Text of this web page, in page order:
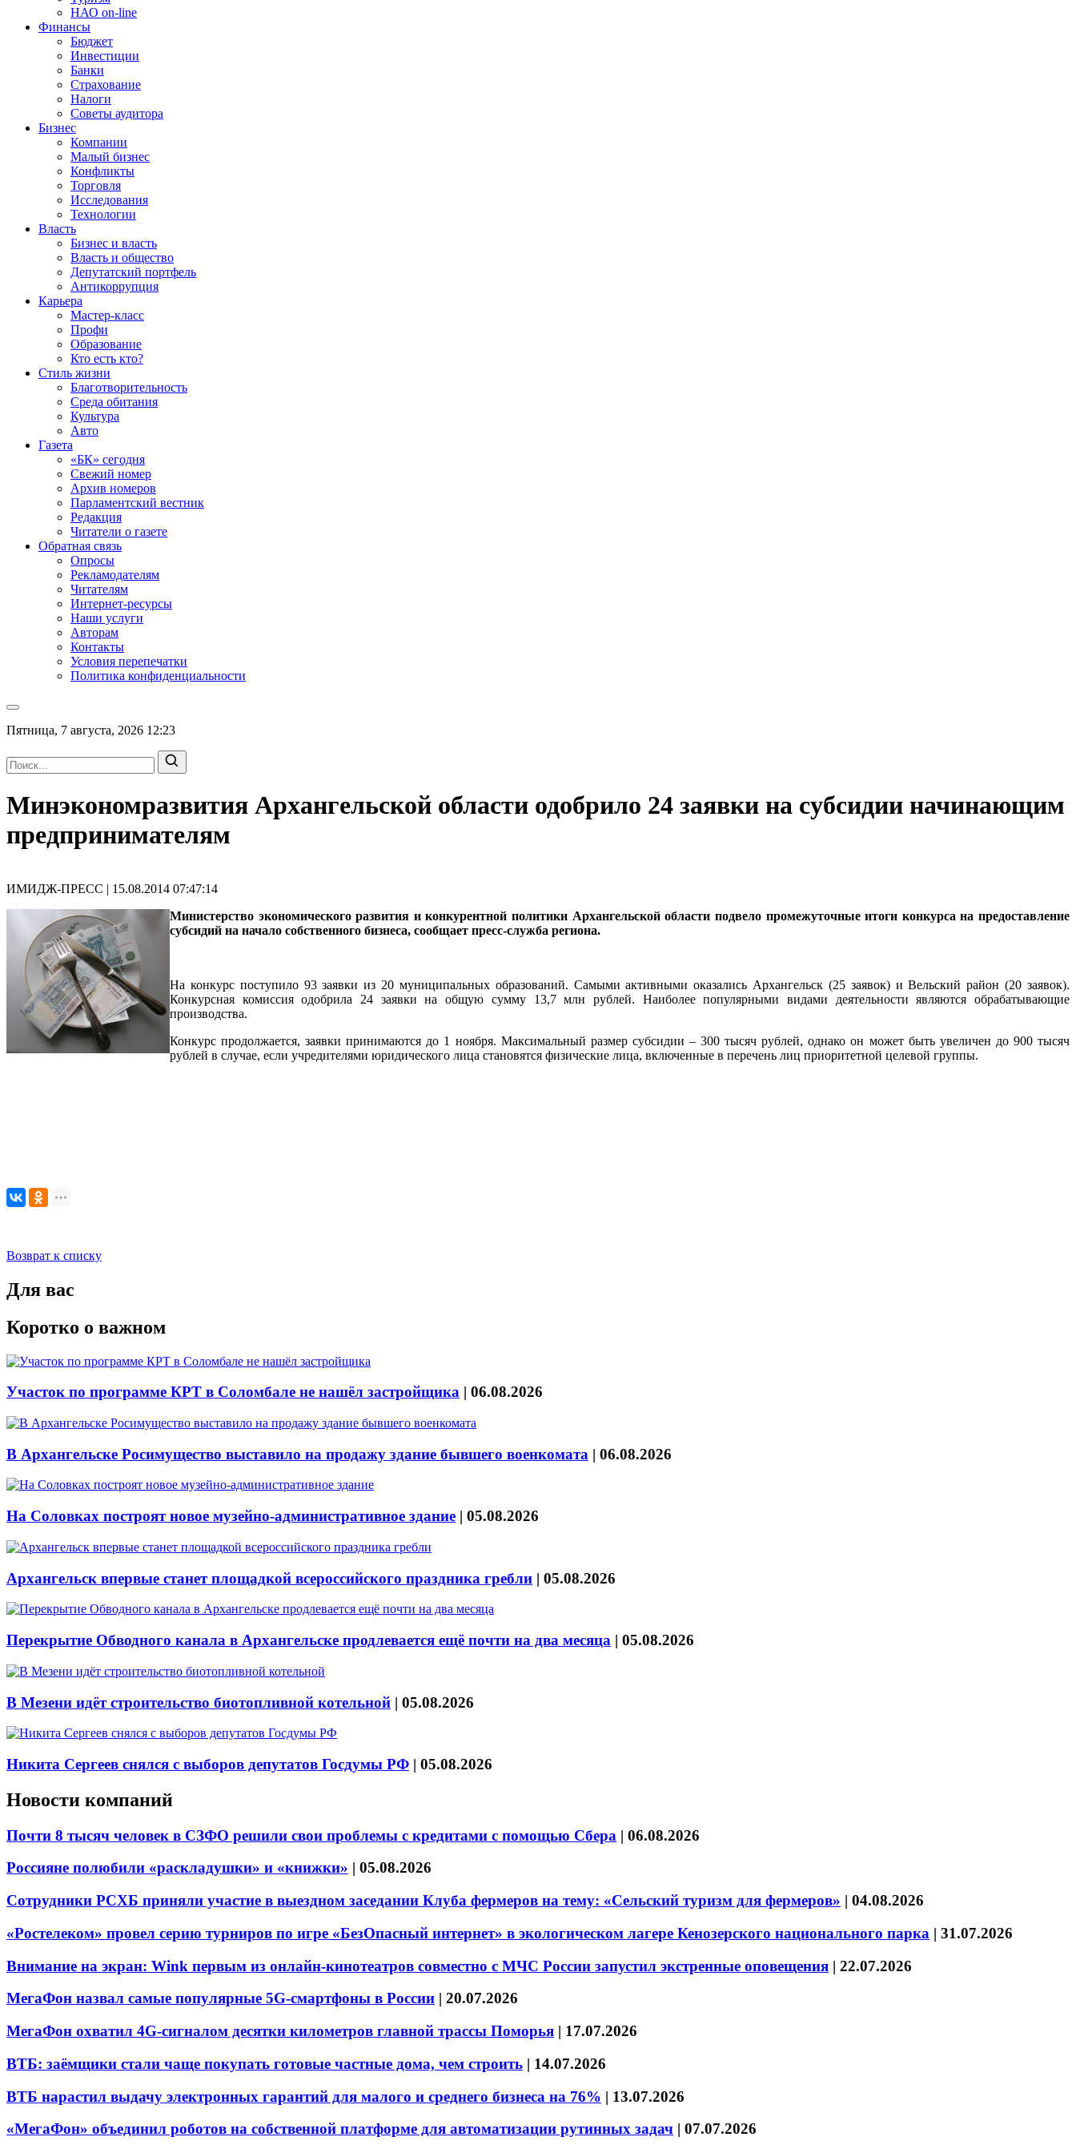
НАО on-line
Финансы
Бюджет
Инвестиции
Банки
Страхование
Налоги
Советы аудитора
Бизнес
Компании
Малый бизнес
Конфликты
Торговля
Исследования
Технологии
Власть
Бизнес и власть
Власть и общество
Депутатский портфель
Антикоррупция
Карьера
Мастер-класс
Профи
Образование
Кто есть кто?
Стиль жизни
Благотворительность
Среда обитания
Культура
Авто
Газета
«БК» сегодня
Свежий номер
Архив номеров
Парламентский вестник
Редакция
Читатели о газете
Обратная связь
Опросы
Рекламодателям
Читателям
Интернет-ресурсы
Наши услуги
Авторам
Контакты
Условия перепечатки
Политика конфиденциальности
Пятница, 7 августа, 2026 12:23
Минэкономразвития Архангельской области одобрило 24 заявки на субсидии начинающим
предпринимателям
ИМИДЖ-ПРЕСС | 15.08.2014 07:47:14
Министерство экономического развития и конкурентной политики Архангельской области подвело промежуточные итоги конкурса на предоставление
субсидий на начало собственного бизнеса, сообщает пресс-служба региона.
На конкурс поступило 93 заявки из 20 муниципальных образований. Самыми активными оказались Архангельск (25 заявок) и Вельский район (20 заявок).
Конкурсная комиссия одобрила 24 заявки на общую сумму 13,7 млн рублей. Наиболее популярными видами деятельности являются обрабатывающие
производства.
Конкурс продолжается, заявки принимаются до 1 ноября. Максимальный размер субсидии – 300 тысяч рублей, однако он может быть увеличен до 900 тысяч
рублей в случае, если учредителями юридического лица становятся физические лица, включенные в перечень лиц приоритетной целевой группы.
Возврат к списку
Для вас
Коротко о важном
Участок по программе КРТ в Соломбале не нашёл застройщика | 06.08.2026
В Архангельске Росимущество выставило на продажу здание бывшего военкомата | 06.08.2026
На Соловках построят новое музейно-административное здание | 05.08.2026
Архангельск впервые станет площадкой всероссийского праздника гребли | 05.08.2026
Перекрытие Обводного канала в Архангельске продлевается ещё почти на два месяца | 05.08.2026
В Мезени идёт строительство биотопливной котельной | 05.08.2026
Никита Сергеев снялся с выборов депутатов Госдумы РФ | 05.08.2026
Новости компаний
Почти 8 тысяч человек в СЗФО решили свои проблемы с кредитами с помощью Сбера | 06.08.2026
Россияне полюбили «раскладушки» и «книжки» | 05.08.2026
Сотрудники РСХБ приняли участие в выездном заседании Клуба фермеров на тему: «Сельский туризм для фермеров» | 04.08.2026
«Ростелеком» провел серию турниров по игре «БезОпасный интернет» в экологическом лагере Кенозерского национального парка | 31.07.2026
Внимание на экран: Wink первым из онлайн-кинотеатров совместно с МЧС России запустил экстренные оповещения | 22.07.2026
МегаФон назвал самые популярные 5G-смартфоны в России | 20.07.2026
МегаФон охватил 4G-сигналом десятки километров главной трассы Поморья | 17.07.2026
ВТБ: заёмщики стали чаще покупать готовые частные дома, чем строить | 14.07.2026
ВТБ нарастил выдачу электронных гарантий для малого и среднего бизнеса на 76% | 13.07.2026
«МегаФон» объединил роботов на собственной платформе для автоматизации рутинных задач | 07.07.2026